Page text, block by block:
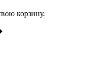
корзину.